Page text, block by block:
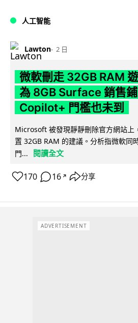
人工智能
Lawton 2 日
微軟刪走 32GB RAM
為 8GB Surface 銷售
Copilot+ 門檻也未到
Microsoft 被發現靜靜刪除官方網站上
置 32GB RAM 的建議。分析指微軟同
門...
閱讀全文
170 16 ↗ 分享
ADVERTISEMENT